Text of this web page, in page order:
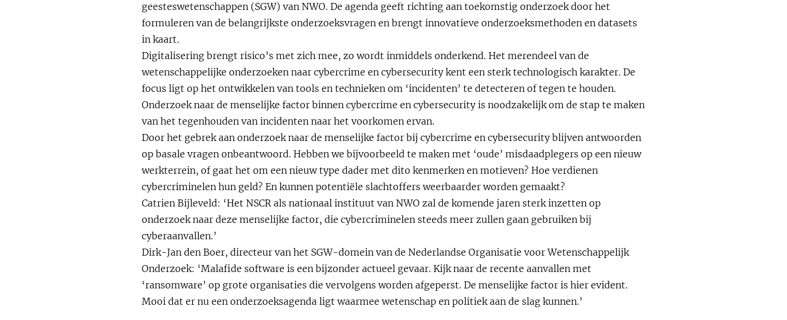
geesteswetenschappen (SGW) van NWO. De agenda geeft richting aan toekomstig onderzoek door het
formuleren van de belangrijkste onderzoeksvragen en brengt innovatieve onderzoeksmethoden en datasets
in kaart.
Digitalisering brengt risico’s met zich mee, zo wordt inmiddels onderkend. Het merendeel van de
wetenschappelijke onderzoeken naar cybercrime en cybersecurity kent een sterk technologisch karakter. De
focus ligt op het ontwikkelen van tools en technieken om ‘incidenten’ te detecteren of tegen te houden.
Onderzoek naar de menselijke factor binnen cybercrime en cybersecurity is noodzakelijk om de stap te maken
van het tegenhouden van incidenten naar het voorkomen ervan.
Door het gebrek aan onderzoek naar de menselijke factor bij cybercrime en cybersecurity blijven antwoorden
op basale vragen onbeantwoord. Hebben we bijvoorbeeld te maken met ‘oude’ misdaadplegers op een nieuw
werkterrein, of gaat het om een nieuw type dader met dito kenmerken en motieven? Hoe verdienen
cybercriminelen hun geld? En kunnen potentiële slachtoffers weerbaarder worden gemaakt?
Catrien Bijleveld: ‘Het NSCR als nationaal instituut van NWO zal de komende jaren sterk inzetten op
onderzoek naar deze menselijke factor, die cybercriminelen steeds meer zullen gaan gebruiken bij
cyberaanvallen.’
Dirk-Jan den Boer, directeur van het SGW-domein van de Nederlandse Organisatie voor Wetenschappelijk
Onderzoek: ‘Malafide software is een bijzonder actueel gevaar. Kijk naar de recente aanvallen met
‘ransomware’ op grote organisaties die vervolgens worden afgeperst. De menselijke factor is hier evident.
Mooi dat er nu een onderzoeksagenda ligt waarmee wetenschap en politiek aan de slag kunnen.’